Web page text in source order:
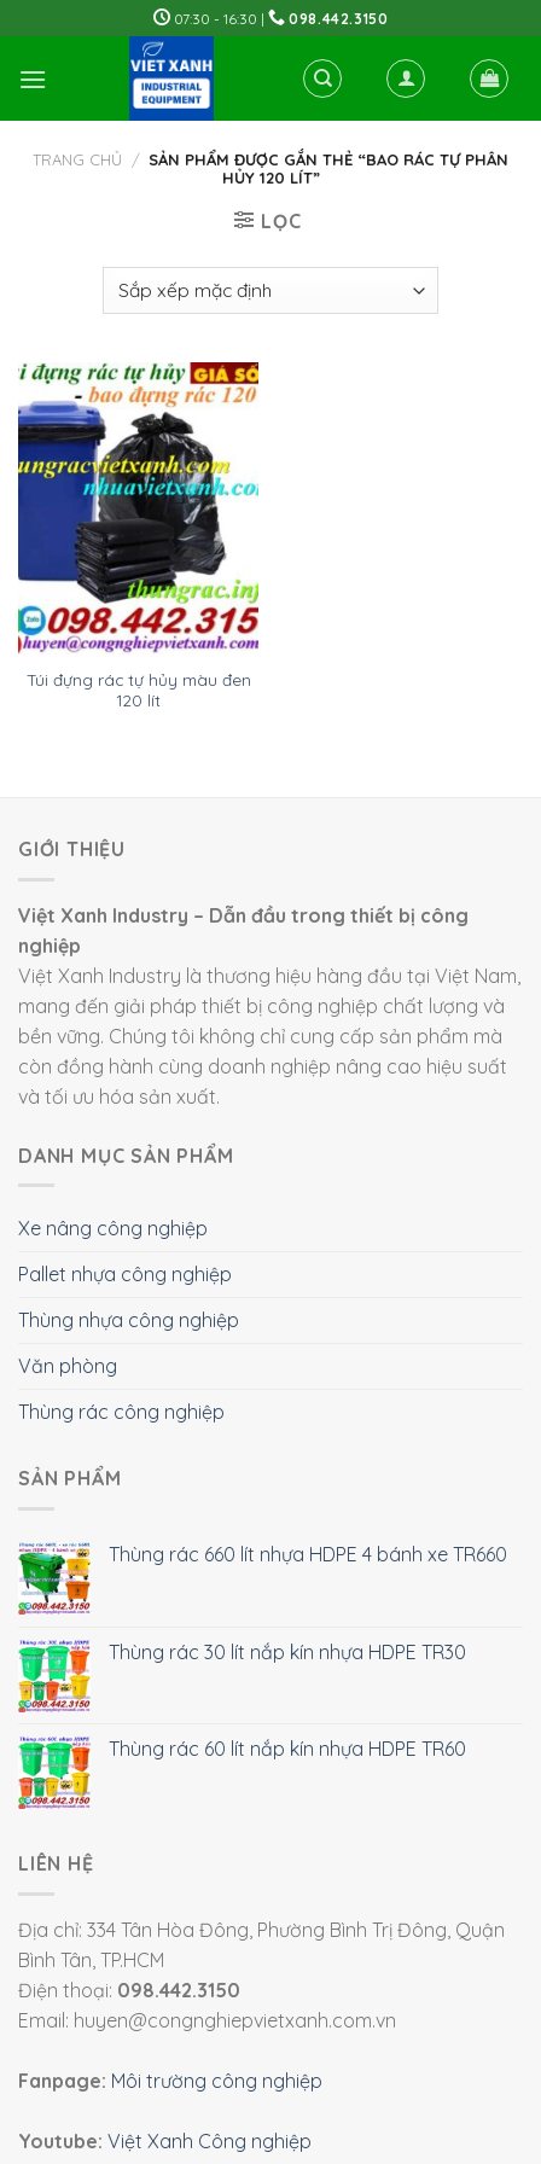
to
content
07:30 - 16:30 | 098.442.3150
TRANG CHỦ / SẢN PHẨM ĐƯỢC GẮN THẺ “BAO RÁC TỰ PHÂN
HỦY 120 LÍT”
LỌC
Túi đựng rác tự hủy màu đen
120 lít
GIỚI THIỆU
Việt Xanh Industry – Dẫn đầu trong thiết bị công
nghiệp
Việt Xanh Industry là thương hiệu hàng đầu tại Việt Nam,
mang đến giải pháp thiết bị công nghiệp chất lượng và
bền vững. Chúng tôi không chỉ cung cấp sản phẩm mà
còn đồng hành cùng doanh nghiệp nâng cao hiệu suất
và tối ưu hóa sản xuất.
DANH MỤC SẢN PHẨM
Xe nâng công nghiệp
Pallet nhựa công nghiệp
Thùng nhựa công nghiệp
Văn phòng
Thùng rác công nghiệp
SẢN PHẨM
Thùng rác 660 lít nhựa HDPE 4 bánh xe TR660
Thùng rác 30 lít nắp kín nhựa HDPE TR30
Thùng rác 60 lít nắp kín nhựa HDPE TR60
LIÊN HỆ
Địa chỉ: 334 Tân Hòa Đông, Phường Bình Trị Đông, Quận
Bình Tân, TP.HCM
Điện thoại: 098.442.3150
Email: huyen@congnghiepvietxanh.com.vn
Fanpage: Môi trường công nghiệp
Youtube: Việt Xanh Công nghiệp